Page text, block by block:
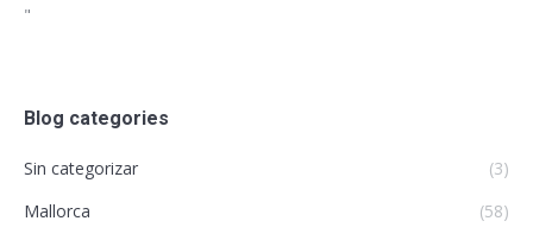
"
Blog categories
Sin categorizar
(3)
Mallorca
(58)